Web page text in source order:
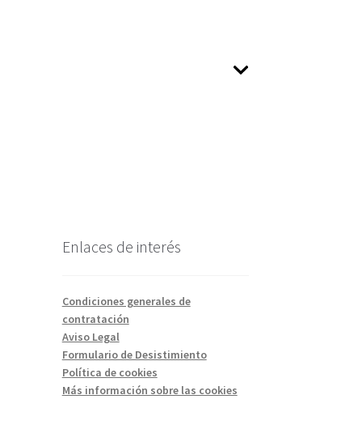
Enlaces de interés
Condiciones generales de
contratación
Aviso Legal
Formulario de Desistimiento
Política de cookies
Más información sobre las cookies